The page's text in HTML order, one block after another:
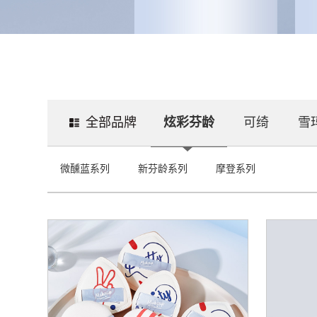
全部品牌 炫彩芬龄 可绮 雪
微醺蓝系列 新芬龄系列 摩登系列